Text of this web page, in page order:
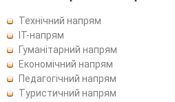
Технічний напрям
ІТ-напрям
Гуманітарний напрям
Економічний напрям
Педагогічний напрям
Туристичний напрям